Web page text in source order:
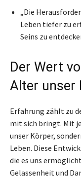
„Die
Leben tiefer zu
Seins zu
Der Wert
Alter unser
Erfahrung zählt zu
mit sich bringt. Mit
unser Körper,
Leben. Diese
die es uns
Gelassenheit und